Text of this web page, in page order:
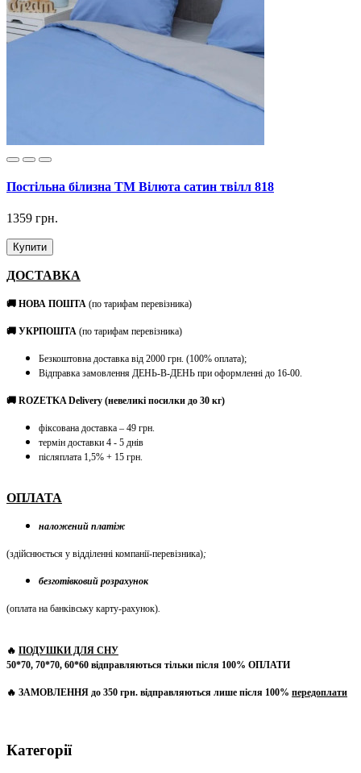
Постільна білизна ТМ Вілюта сатин твілл 818
1359 грн.
Купити
ДОСТАВКА
🚚 НОВА ПОШТА (по тарифам перевізника)
🚚 УКРПОШТА (по тарифам перевізника)
Безкоштовна доставка від 2000 грн. (100% оплата);
Відправка замовлення ДЕНЬ-В-ДЕНЬ при оформленні до 16-00.
🚚 ROZETKA Delivery (невеликі посилки до 30 кг)
фіксована доставка – 49 грн.
термін доставки 4 - 5 днів
післяплата 1,5% + 15 грн.
ОПЛАТА
наложений платіж
(здійснюється у відділенні компанії-перевізника);
безготівковий розрахунок
(оплата на банківську карту-рахунок).
🔥 ПОДУШКИ ДЛЯ СНУ
50*70, 70*70, 60*60 відправляються тільки після 100% ОПЛАТИ
🔥 ЗАМОВЛЕННЯ до 350 грн. відправляються лише після 100% передоплати
Категорії